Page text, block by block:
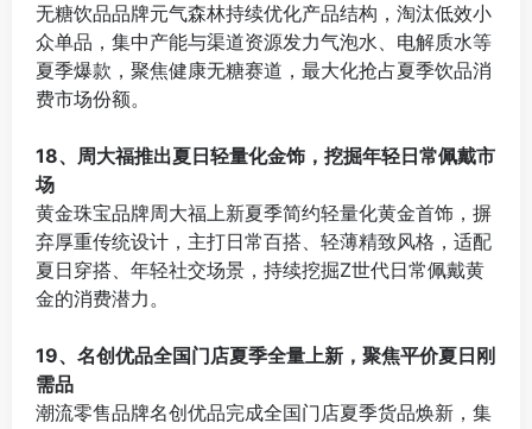
无糖饮品品牌元气森林持续优化产品结构，淘汰低效小
众单品，集中产能与渠道资源发力气泡水、电解质水等
夏季爆款，聚焦健康无糖赛道，最大化抢占夏季饮品消
费市场份额。
18、周大福推出夏日轻量化金饰，挖掘年轻日常佩戴市
场
黄金珠宝品牌周大福上新夏季简约轻量化黄金首饰，摒
弃厚重传统设计，主打日常百搭、轻薄精致风格，适配
夏日穿搭、年轻社交场景，持续挖掘Z世代日常佩戴黄
金的消费潜力。
19、名创优品全国门店夏季全量上新，聚焦平价夏日刚
需品
潮流零售品牌名创优品完成全国门店夏季货品焕新，集